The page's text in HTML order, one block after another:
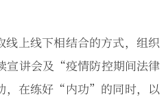
线上线下相结合的方式，组织
宣讲会及“疫情防控期间法律
，在练好“内功”的同时，以